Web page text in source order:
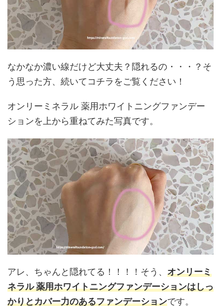
なかなか濃い線だけど大丈夫？隠れるの・・・？そ
う思った方、続いてコチラをご覧ください！
オンリーミネラル 薬用ホワイトニングファンデー
ションを上から重ねてみた写真です。
アレ、ちゃんと隠れてる！！！！そう、 オンリーミ
ネラル 薬用ホワイトニングファンデーションはしっ
かりとカバー力のあるファンデーションです。